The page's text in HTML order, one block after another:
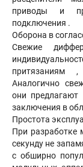
приводы и
подключения .
Оборона в
Свежие
притязаниям
Аналогично
они
заключения в
Простота
При разработке
секунду не
с обширно